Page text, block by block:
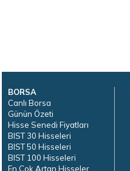
BORSA
Canlı Borsa
Günün Özeti
Hisse Senedi Fiyatları
BIST 30 Hisseleri
BIST 50 Hisseleri
BIST 100 Hisseleri
En Çok Artan Hisseler